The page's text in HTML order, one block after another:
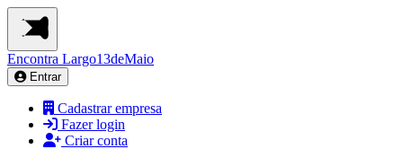
Encontra Largo13deMaio
Entrar
Cadastrar empresa
Fazer login
Criar conta